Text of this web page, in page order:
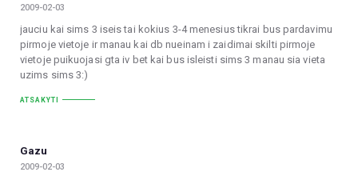
2009-02-03
jauciu kai sims 3 iseis tai kokius 3-4 menesius tikrai bus pardavimu
pirmoje vietoje ir manau kai db nueinam i zaidimai skilti pirmoje
vietoje puikuojasi gta iv bet kai bus isleisti sims 3 manau sia vieta
uzims sims 3:)
ATSAKYTI
Gazu
2009-02-03